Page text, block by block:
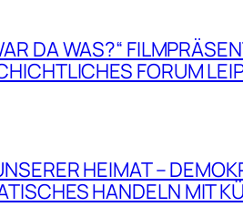
DA WAS?“
FORUM
HEIMAT –
HANDELN MIT